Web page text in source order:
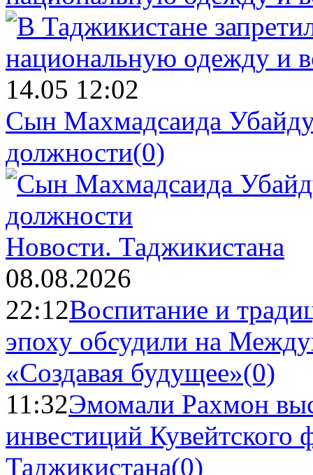
14.05 12:02
Сын Махмадсаида
должности(0)
Новости. Таджикистана
08.08.2026
22:12Воспитание и
эпоху обсудили на
«Создавая будущее»(0)
11:32Эмомали Рахмон
инвестиций Кувейтского
Таджикистана(0)